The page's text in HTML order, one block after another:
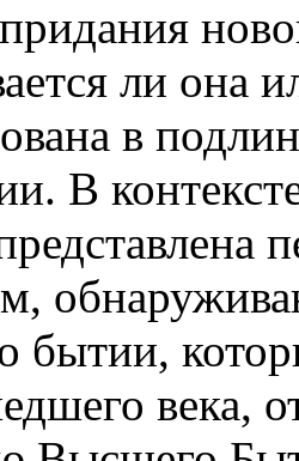
ли она
в
В
века,